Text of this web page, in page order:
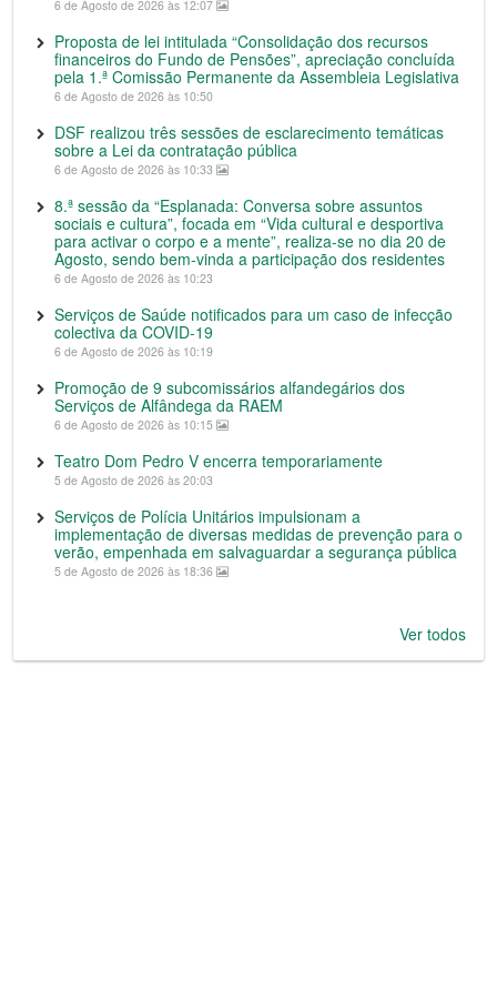
6 de Agosto de 2026 às 12:07
Proposta de lei intitulada “Consolidação dos recursos
financeiros do Fundo de Pensões”, apreciação concluída
pela 1.ª Comissão Permanente da Assembleia Legislativa
6 de Agosto de 2026 às 10:50
DSF realizou três sessões de esclarecimento temáticas
sobre a Lei da contratação pública
6 de Agosto de 2026 às 10:33
8.ª sessão da “Esplanada: Conversa sobre assuntos
sociais e cultura”, focada em “Vida cultural e desportiva
para activar o corpo e a mente”, realiza-se no dia 20 de
Agosto, sendo bem-vinda a participação dos residentes
6 de Agosto de 2026 às 10:23
Serviços de Saúde notificados para um caso de infecção
colectiva da COVID-19
6 de Agosto de 2026 às 10:19
Promoção de 9 subcomissários alfandegários dos
Serviços de Alfândega da RAEM
6 de Agosto de 2026 às 10:15
Teatro Dom Pedro V encerra temporariamente
5 de Agosto de 2026 às 20:03
Serviços de Polícia Unitários impulsionam a
implementação de diversas medidas de prevenção para o
verão, empenhada em salvaguardar a segurança pública
5 de Agosto de 2026 às 18:36
Ver todos